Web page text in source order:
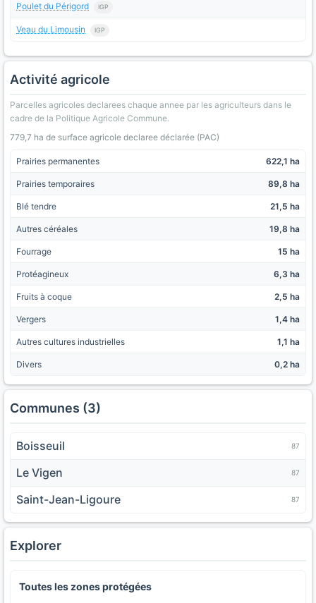
Poulet du Périgord IGP
Veau du Limousin IGP
Activité agricole
Parcelles agricoles declarees chaque annee par les agriculteurs dans le
cadre de la Politique Agricole Commune.
779,7 ha de surface agricole declaree déclarée (PAC)
Prairies permanentes 622,1 ha
Prairies temporaires 89,8 ha
Blé tendre 21,5 ha
Autres céréales 19,8 ha
Fourrage 15 ha
Protéagineux 6,3 ha
Fruits à coque 2,5 ha
Vergers 1,4 ha
Autres cultures industrielles 1,1 ha
Divers 0,2 ha
Communes (3)
Boisseuil 87
Le Vigen 87
Saint-Jean-Ligoure 87
Explorer
Toutes les zones protégées